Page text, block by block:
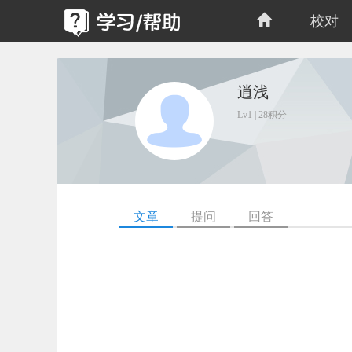
校对
逍浅
Lv1 | 28积分
文章 提问 回答